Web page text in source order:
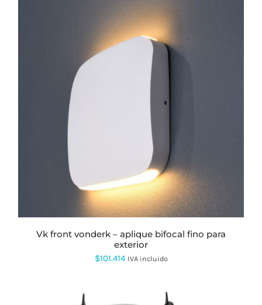
desde
$46.762
hasta
$132.837
PRODUCTO
MÚLTIPLES
VARIANTES.
OPCIONES
SE
PUEDEN
ELEGIR
EN
PÁGINA
DE
vk front vonderk – aplique bifocal fino para
exterior
$101.414 IVA incluido